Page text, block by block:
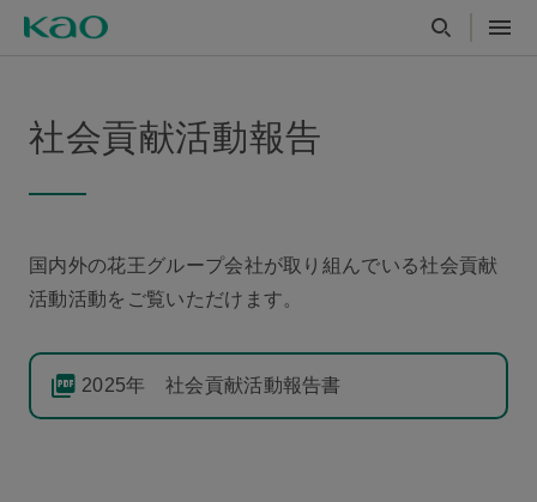
社会貢献活動報告
国内外の花王グループ会社が取り組んでいる社会貢献
活動活動をご覧いただけます。
2025年 社会貢献活動報告書